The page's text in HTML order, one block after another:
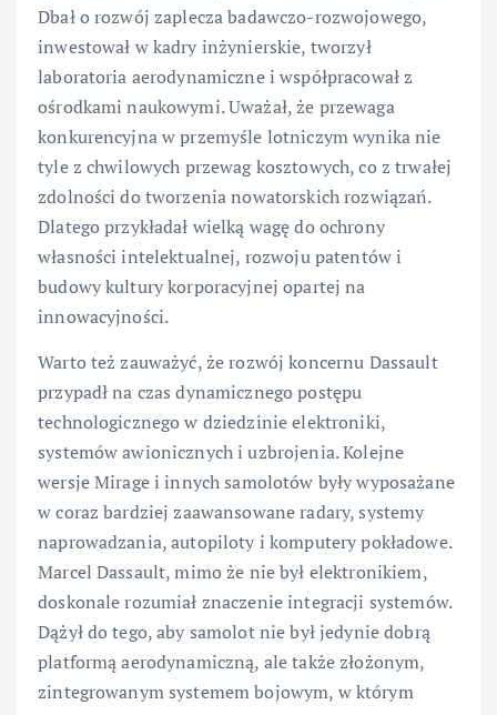
Dbał o rozwój zaplecza badawczo-rozwojowego,
inwestował w kadry inżynierskie, tworzył
laboratoria aerodynamiczne i współpracował z
ośrodkami naukowymi. Uważał, że przewaga
konkurencyjna w przemyśle lotniczym wynika nie
tyle z chwilowych przewag kosztowych, co z trwałej
zdolności do tworzenia nowatorskich rozwiązań.
Dlatego przykładał wielką wagę do ochrony
własności intelektualnej, rozwoju patentów i
budowy kultury korporacyjnej opartej na
innowacyjności.
Warto też zauważyć, że rozwój koncernu Dassault
przypadł na czas dynamicznego postępu
technologicznego w dziedzinie elektroniki,
systemów awionicznych i uzbrojenia. Kolejne
wersje Mirage i innych samolotów były wyposażane
w coraz bardziej zaawansowane radary, systemy
naprowadzania, autopiloty i komputery pokładowe.
Marcel Dassault, mimo że nie był elektronikiem,
doskonale rozumiał znaczenie integracji systemów.
Dążył do tego, aby samolot nie był jedynie dobrą
platformą aerodynamiczną, ale także złożonym,
zintegrowanym systemem bojowym, w którym